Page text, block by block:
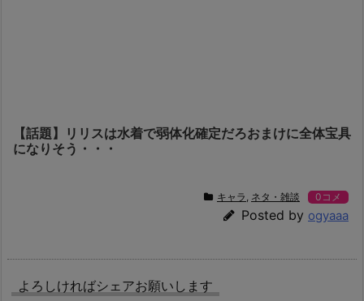
【話題】リリスは水着で弱体化確定だろおまけに全体宝具
になりそう・・・
キャラ , ネタ・雑談 0コメ
Posted by ogyaaa
よろしければシェアお願いします